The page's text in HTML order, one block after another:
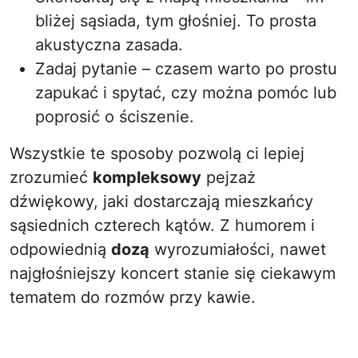
bliżej sąsiada, tym głośniej. To prosta
akustyczna zasada.
Zadaj pytanie – czasem warto po prostu
zapukać i spytać, czy można pomóc lub
poprosić o ściszenie.
Wszystkie te sposoby pozwolą ci lepiej
zrozumieć kompleksowy pejzaż
dźwiękowy, jaki dostarczają mieszkańcy
sąsiednich czterech kątów. Z humorem i
odpowiednią dozą wyrozumiałości, nawet
najgłośniejszy koncert stanie się ciekawym
tematem do rozmów przy kawie.